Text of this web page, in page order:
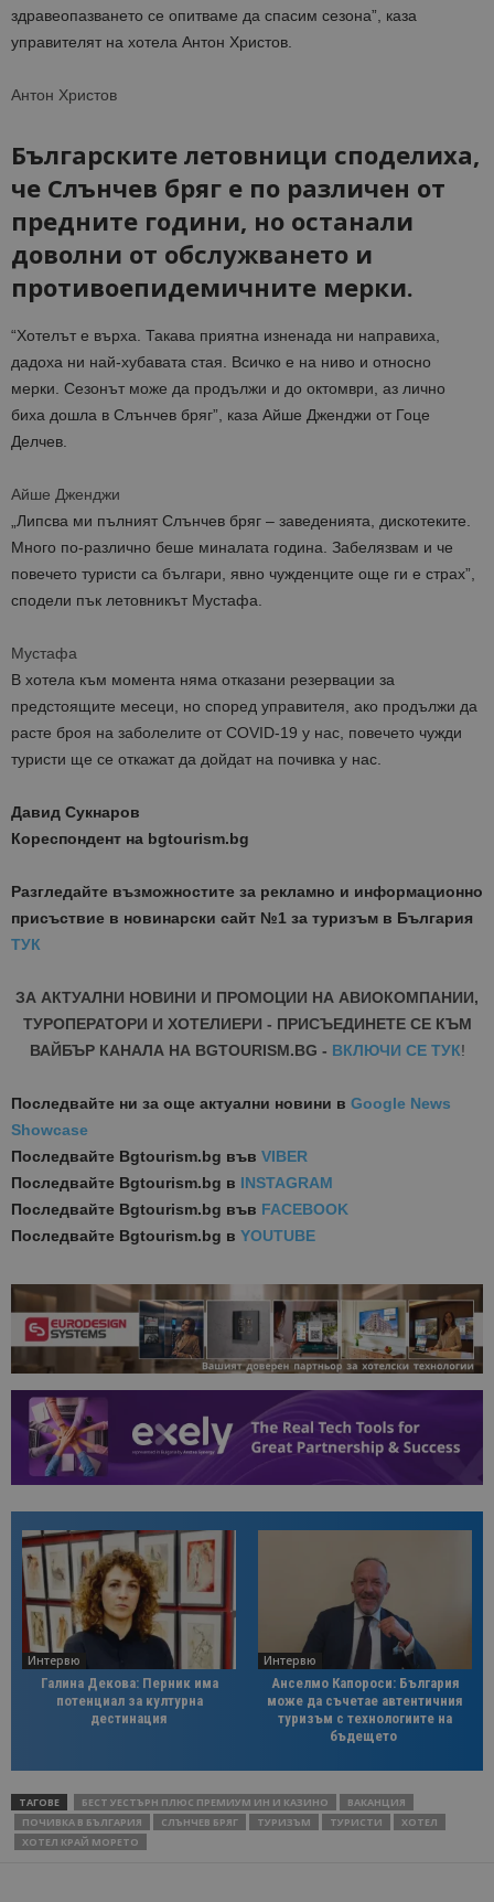
здравеопазването се опитваме да спасим сезона”, каза
управителят на хотела Антон Христов.
Антон Христов
Българските летовници споделиха,
че Слънчев бряг е по различен от
предните години, но останали
доволни от обслужването и
противоепидемичните мерки.
“Хотелът е върха. Такава приятна изненада ни направиха,
дадоха ни най-хубавата стая. Всичко е на ниво и относно
мерки. Сезонът може да продължи и до октомври, аз лично
биха дошла в Слънчев бряг”, каза Айше Дженджи от Гоце
Делчев.
Айше Дженджи
„Липсва ми пълният Слънчев бряг – заведенията, дискотеките.
Много по-различно беше миналата година. Забелязвам и че
повечето туристи са българи, явно чужденците още ги е страх”,
сподели пък летовникът Мустафа.
Мустафа
В хотела към момента няма отказани резервации за
предстоящите месеци, но според управителя, ако продължи да
расте броя на заболелите от COVID-19 у нас, повечето чужди
туристи ще се откажат да дойдат на почивка у нас.
Давид Сукнаров
Кореспондент на bgtourism.bg
Разгледайте възможностите за рекламно и информационно
присъствие в новинарски сайт №1 за туризъм в България
ТУК
ЗА АКТУАЛНИ НОВИНИ И ПРОМОЦИИ НА АВИОКОМПАНИИ,
ТУРОПЕРАТОРИ И ХОТЕЛИЕРИ - ПРИСЪЕДИНЕТЕ СЕ КЪМ
ВАЙБЪР КАНАЛА НА BGTOURISM.BG - ВКЛЮЧИ СЕ ТУК!
Последвайте ни за още актуални новини в Google News
Showcase
Последвайте Bgtourism.bg във VIBER
Последвайте Bgtourism.bg в INSTAGRAM
Последвайте Bgtourism.bg във FACEBOOK
Последвайте Bgtourism.bg в YOUTUBE
Интервю
Галина Декова: Перник има
потенциал за културна
дестинация
Интервю
Анселмо Капороси: България
може да съчетае автентичния
туризъм с технологиите на
бъдещето
ТАГОВЕ БЕСТ УЕСТЪРН ПЛЮС ПРЕМИУМ ИН И КАЗИНО
ВАКАНЦИЯ
ПОЧИВКА В БЪЛГАРИЯ
СЛЪНЧЕВ БРЯГ ТУРИЗЪМ ТУРИСТИ
ХОТЕЛ
ХОТЕЛ КРАЙ МОРЕТО